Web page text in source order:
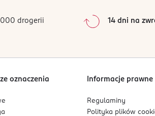
0%
Sortowanie wgdata: od najnowszej
drogerii 14 dni na
oznaczenia Informacje prawne
Regulaminy
Polityka plików